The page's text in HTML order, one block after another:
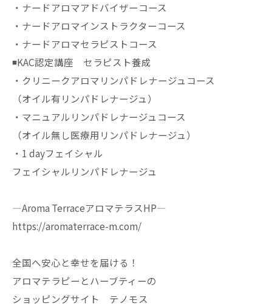
・ナードアロマアドバイザーコース
・ナードアロマインストラクターコース
・ナードアロマセラピストコース
◾️KAC認定講座 セラピスト養成
・クリニークアロマリンパドレナージュコース
（オイル有リンパドレナージュ）
・マニュアルリンパドレナージュコース
（オイル無し医療用リンパドレナージュ）
・1 dayフェイシャル
フェイシャルリンパドレナージュ
—Aroma TerraceアロマテラスHP—
https://aromaterrace-m.com/
全国へ安心と幸せを届ける！
アロマテラピーとハーブティーの
ショッピングサイト テノモス